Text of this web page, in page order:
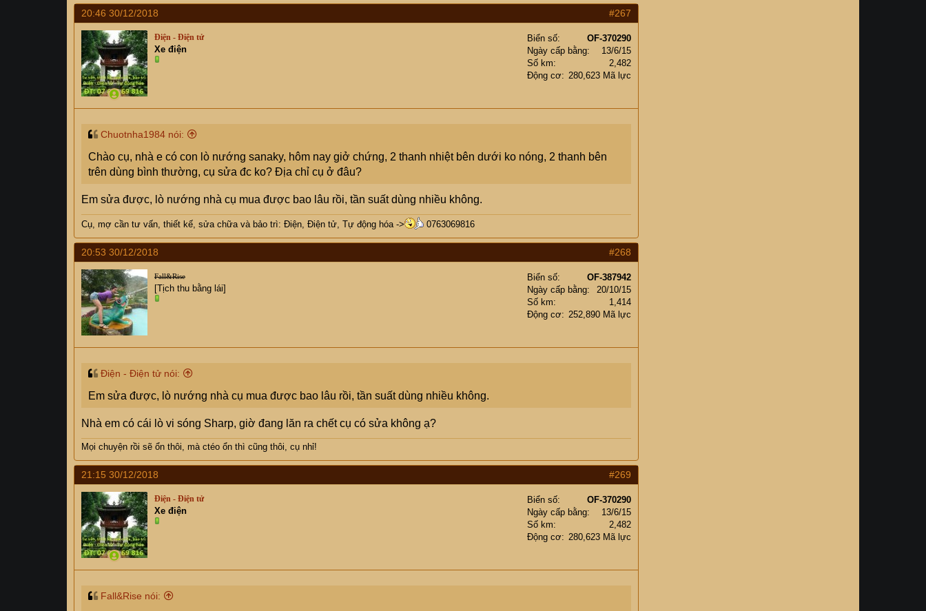
20:46 30/12/2018 #267
Điện - Điện tử
Xe điện
Biển số
OF-370290
Ngày cấp bằng
13/6/15
Số km
2,482
Động cơ
280,623 Mã lực
Chuotnha1984 nói:
Chào cụ, nhà e có con lò nướng sanaky, hôm nay giở chứng, 2 thanh nhiệt bên dưới ko nóng, 2 thanh bên
trên dùng bình thường, cụ sửa đc ko? Địa chỉ cụ ở đâu?
Em sửa được, lò nướng nhà cụ mua được bao lâu rồi, tần suất dùng nhiều không.
Cụ, mợ cần tư vấn, thiết kế, sửa chữa và bảo trì: Điện, Điện tử, Tự động hóa -> 0763069816
20:53 30/12/2018 #268
Fall&Rise
[Tịch thu bằng lái]
Biển số
OF-387942
Ngày cấp bằng
20/10/15
Số km
1,414
Động cơ
252,890 Mã lực
Điện - Điện tử nói:
Em sửa được, lò nướng nhà cụ mua được bao lâu rồi, tần suất dùng nhiều không.
Nhà em có cái lò vi sóng Sharp, giờ đang lăn ra chết cụ có sửa không ạ?
Mọi chuyện rồi sẽ ổn thôi, mà ctéo ổn thì cũng thôi, cụ nhỉ!
21:15 30/12/2018 #269
Điện - Điện tử
Xe điện
Biển số
OF-370290
Ngày cấp bằng
13/6/15
Số km
2,482
Động cơ
280,623 Mã lực
Fall&Rise nói: